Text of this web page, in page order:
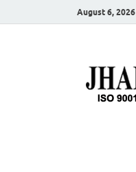
August 6, 2026